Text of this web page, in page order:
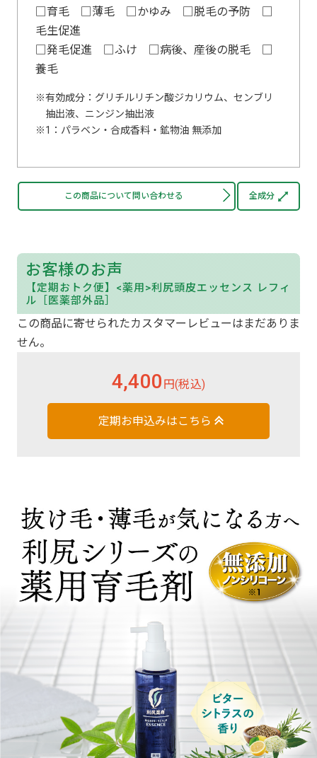
□育毛 □薄毛 □かゆみ □脱毛の予防 □
毛生促進
□発毛促進 □ふけ □病後、産後の脱毛 □
養毛
有効成分：グリチルリチン酸ジカリウム、センブリ
抽出液、ニンジン抽出液
1：パラベン・合成香料・鉱物油 無添加
この商品について問い合わせる 全成分
お客様のお声
【定期おトク便】<薬用>利尻頭皮エッセンス レフィ
ル［医薬部外品］
この商品に寄せられたカスタマーレビューはまだありま
せん。
4,400 円(税込)
定期お申込みはこちら